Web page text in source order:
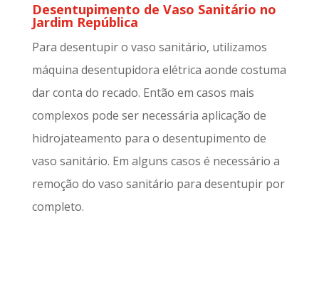
Desentupimento de Vaso Sanitário no
Jardim República
Para desentupir o vaso sanitário, utilizamos
máquina desentupidora elétrica aonde costuma
dar conta do recado. Então em casos mais
complexos pode ser necessária aplicação de
hidrojateamento para o desentupimento de
vaso sanitário. Em alguns casos é necessário a
remoção do vaso sanitário para desentupir por
completo.